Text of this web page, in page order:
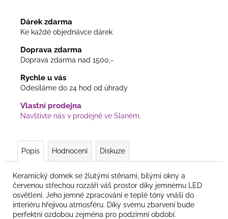
Dárek zdarma
Ke každé objednávce dárek
Doprava zdarma
Doprava zdarma nad 1500,-
Rychle u vás
Odesíláme do 24 hod od úhrady
Vlastní prodejna
Navštivte nás v prodejně ve Slaném.
Popis Hodnocení Diskuze
Keramický domek se žlutými stěnami, bílými okny a
červenou střechou rozzáří váš prostor díky jemnému LED
osvětlení. Jeho jemné zpracování e teplé tóny vnáší do
interiéru hřejivou atmosféru. Díky svému zbarvení bude
perfektní ozdobou zejména pro podzimní období.